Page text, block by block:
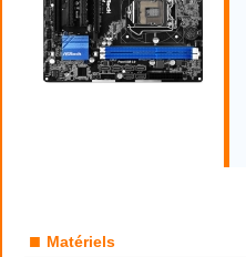
■ Matériels